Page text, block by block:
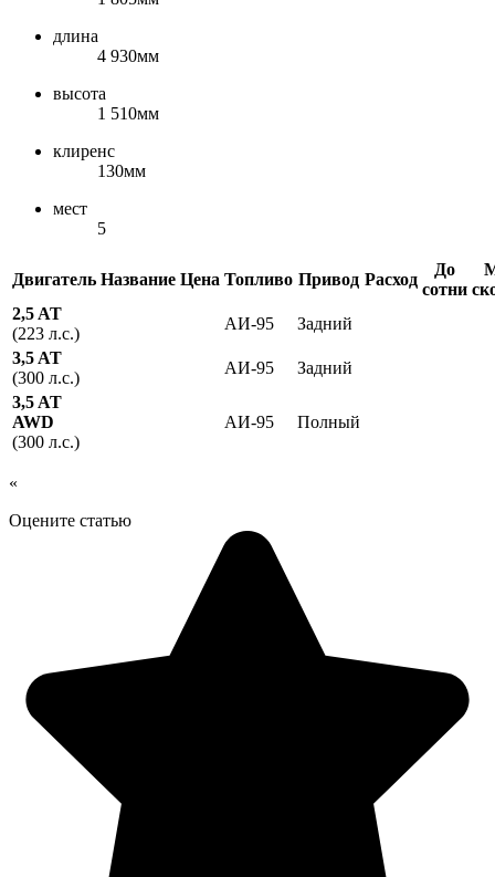
длина
4 930мм
высота
1 510мм
клиренс
130мм
мест
5
Двигатель Название Цена Топливо Привод Расход
До
сотни
2,5 AT
(223 л.с.)
АИ-95
Задний
3,5 AT
(300 л.с.)
АИ-95
Задний
3,5 AT
AWD
(300 л.с.)
АИ-95 Полный
«
Оцените статью